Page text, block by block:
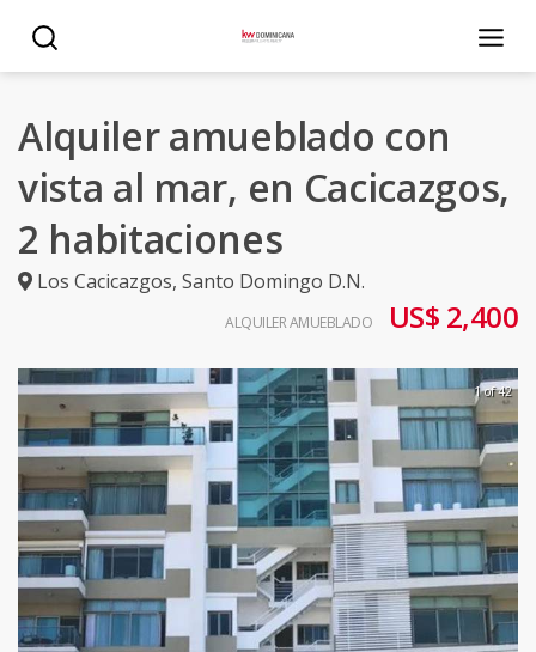
Alquiler amueblado con
vista al mar, en Cacicazgos,
2 habitaciones
Los Cacicazgos, Santo Domingo D.N.
ALQUILER AMUEBLADO US$ 2,400
1 of 42